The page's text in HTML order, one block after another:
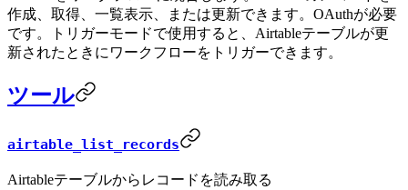
作成、取得、一覧表示、または更新できます。OAuthが必要
です。トリガーモードで使用すると、Airtableテーブルが更
新されたときにワークフローをトリガーできます。
ツール
airtable_list_records
Airtableテーブルからレコードを読み取る